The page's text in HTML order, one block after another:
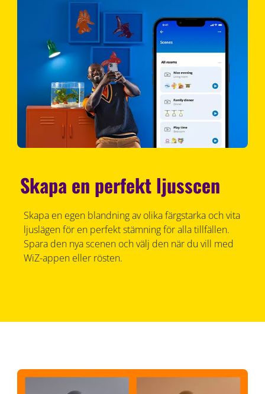
Skapa en perfekt ljusscen
Skapa en egen blandning av olika färgstarka och vita
ljuslägen för en perfekt stämning för alla tillfällen.
Spara den nya scenen och välj den när du vill med
WiZ-appen eller rösten.